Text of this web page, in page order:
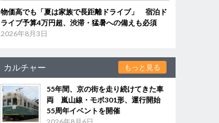
物価高でも「夏は家族で長距離ドライブ」 宿泊ド
ライブ予算4万円超、渋滞・猛暑への備えも必須
2026年8月3日
カルチャー もっと見る
55年間、京の街を走り続けてきた車
両 嵐山線・モボ301形、運行開始
55周年イベントを開催